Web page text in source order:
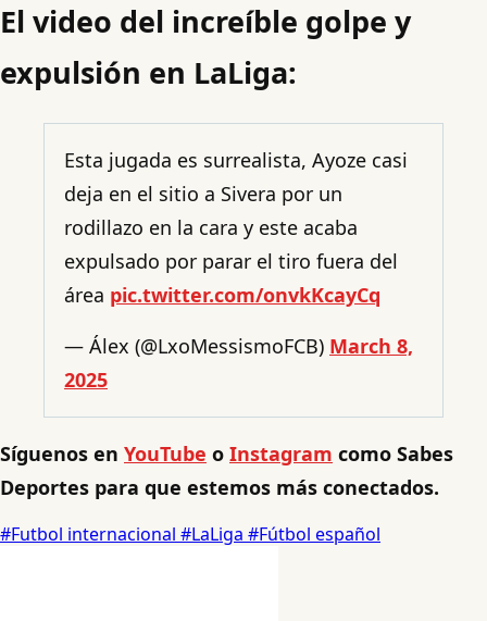
El video del increíble golpe y
expulsión en LaLiga:
Esta jugada es surrealista, Ayoze casi
deja en el sitio a Sivera por un
rodillazo en la cara y este acaba
expulsado por parar el tiro fuera del
área pic.twitter.com/onvkKcayCq
— Álex (@LxoMessismoFCB) March 8,
2025
Síguenos en YouTube o Instagram como Sabes
Deportes para que estemos más conectados.
#Futbol internacional #LaLiga #Fútbol español